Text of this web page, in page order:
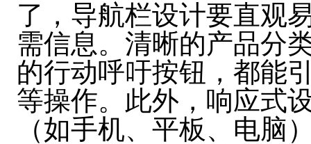
了，导航栏设计要直观
需信息。清晰的产品分
的行动呼吁按钮，都能
等操作。此外，响应式
（如手机、平板、电脑